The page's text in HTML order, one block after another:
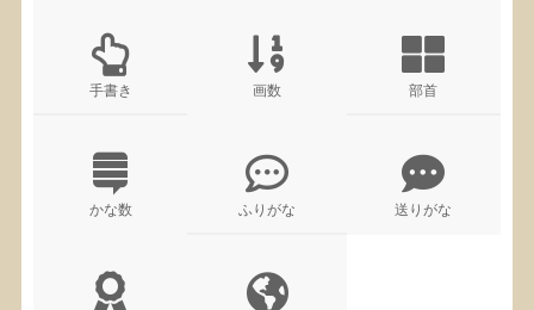
手書き 画数 部首
かな数 ふりがな 送りがな